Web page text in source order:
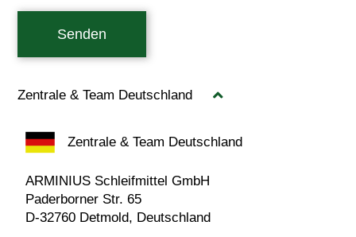
Senden
Zentrale & Team Deutschland
Zentrale & Team Deutschland
ARMINIUS Schleifmittel GmbH
Paderborner Str. 65
D-32760 Detmold, Deutschland